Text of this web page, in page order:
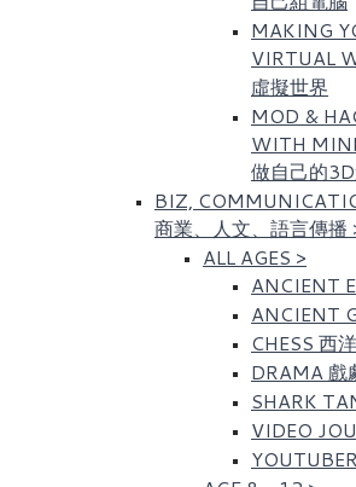
MAKING
VIRTUAL
虛擬世界
MOD &
WITH
做自己的
BIZ,
商業、人文、語言傳播
ALL AGES >
ANCIENT
ANCIENT
CHESS 西
DRAMA 戲
SHARK
VIDEO